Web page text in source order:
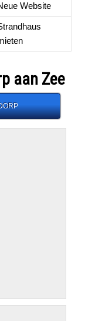
Website
aan Zee